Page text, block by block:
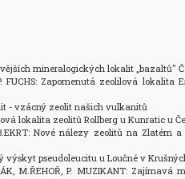
mineralogických lokalit „bazaltů"
FUCHS: Zapomenutá zeolilová lokalita
- vzácný zeolit našich vulkanitů
lokalita zeolitů Rollberg u Kunratic u
B.EKRT: Nové nálezy zeolitů na
výskyt pseudoleucitu u Loučné v
M.ŘEHOŘ, P. MUZIKANT: